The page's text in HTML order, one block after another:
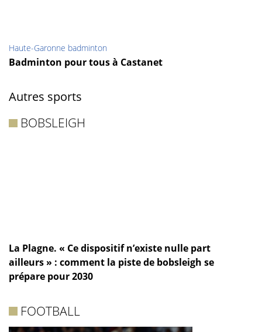
Haute-Garonne badminton
Badminton pour tous à Castanet
Autres sports
BOBSLEIGH
La Plagne. « Ce dispositif n’existe nulle part
ailleurs » : comment la piste de bobsleigh se
prépare pour 2030
FOOTBALL